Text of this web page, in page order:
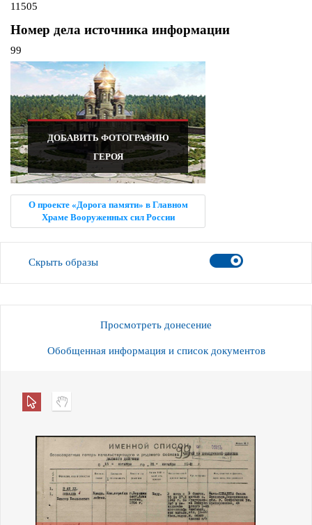
11505
Номер дела источника информации
99
ДОБАВИТЬ ФОТОГРАФИЮ
ГЕРОЯ
О проекте «Дорога памяти» в Главном
Храме Вооруженных сил России
Скрыть образы
Просмотреть донесение
Обобщенная информация и список документов